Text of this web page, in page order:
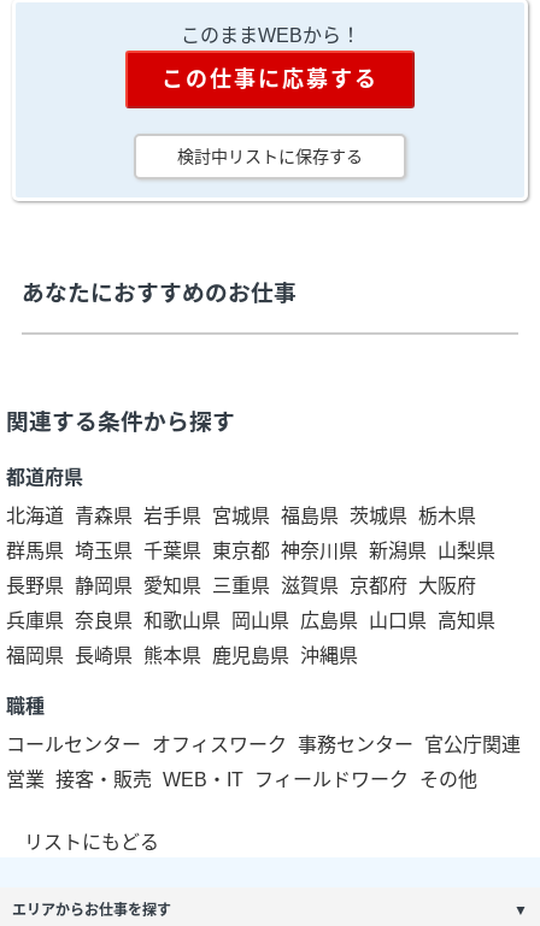
このままWEBから！
この仕事に応募する
検討中リストに保存する
あなたにおすすめのお仕事
関連する条件から探す
都道府県
北海道 青森県 岩手県 宮城県 福島県 茨城県 栃木県
群馬県 埼玉県 千葉県 東京都 神奈川県 新潟県 山梨県
長野県 静岡県 愛知県 三重県 滋賀県 京都府 大阪府
兵庫県 奈良県 和歌山県 岡山県 広島県 山口県 高知県
福岡県 長崎県 熊本県 鹿児島県 沖縄県
職種
コールセンター
オフィスワーク 事務センター
官公庁関連
営業 接客・販売 WEB・IT フィールドワーク その他
リストにもどる
エリアからお仕事を探す ▼